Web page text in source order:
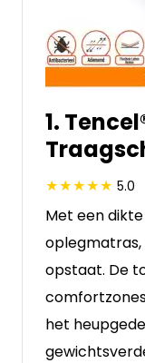
1.
5.0
Met een
oplegmatras,
opstaat. De
het